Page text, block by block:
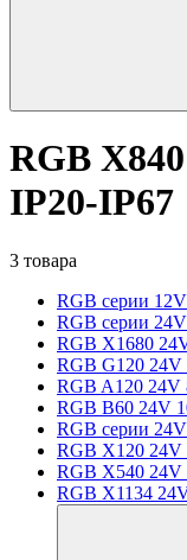
RGB
IP20-IP67
3 товара
RGB серии
RGB серии
RGB X1680
RGB G120 24V
RGB A120 24V
RGB B60 24V
RGB серии
RGB X120 24V
RGB X540 24V
RGB X1134